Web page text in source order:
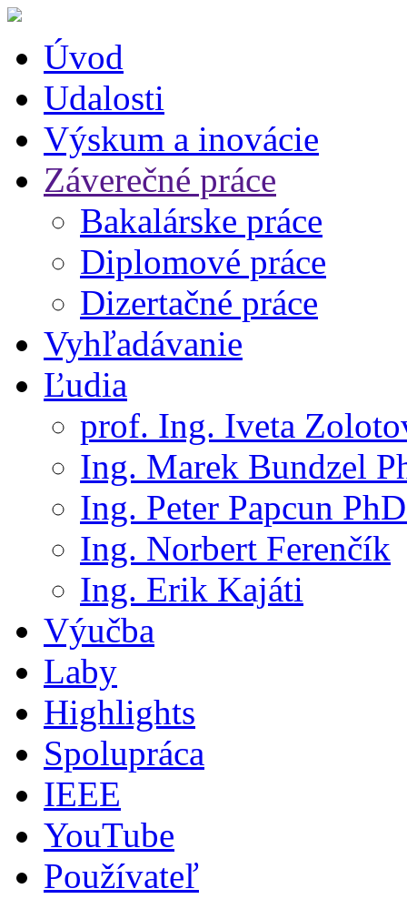
Úvod
Udalosti
Výskum a inovácie
Záverečné práce
Bakalárske práce
Diplomové práce
Dizertačné práce
Vyhľadávanie
Ľudia
prof. Ing. Iveta
Ing. Marek Bundzel
Ing. Peter Papcun
Ing. Norbert Ferenčík
Ing. Erik Kajáti
Výučba
Laby
Highlights
Spolupráca
IEEE
YouTube
Používateľ